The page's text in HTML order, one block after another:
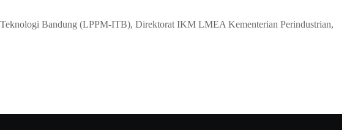
Bandung (LPPM-ITB), Direktorat IKM LMEA Kementerian Perindustrian,